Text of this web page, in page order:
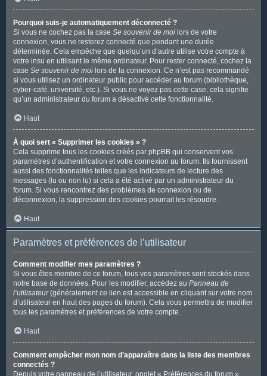
Pourquoi suis-je automatiquement déconnecté ?
Si vous ne cochez pas la case Se souvenir de moi lors de votre
connexion, vous ne resterez connecté que pendant une durée
déterminée. Cela empêche que quelqu’un d’autre utilise votre compte à
votre insu en utilisant le même ordinateur. Pour rester connecté, cochez la
case Se souvenir de moi lors de la connexion. Ce n’est pas recommandé
si vous utilisez un ordinateur public pour accéder au forum (bibliothèque,
cyber-café, université, etc.). Si vous ne voyez pas cette case, cela signifie
qu’un administrateur du forum a désactivé cette fonctionnalité.
Haut
À quoi sert « Supprimer les cookies » ?
Cela supprime tous les cookies créés par phpBB qui conservent vos
paramètres d’authentification et votre connexion au forum. Ils fournissent
aussi des fonctionnalités telles que les indicateurs de lecture des
messages (lu ou non lu) si cela a été activé par un administrateur du
forum. Si vous rencontrez des problèmes de connexion ou de
déconnexion, la suppression des cookies pourrait les résoudre.
Haut
Paramètres et préférences de l’utilisateur
Comment modifier mes paramètres ?
Si vous êtes membre de ce forum, tous vos paramètres sont stockés dans
notre base de données. Pour les modifier, accédez au Panneau de
l’utilisateur(généralement ce lien est accessible en cliquant sur votre nom
d’utilisateur en haut des pages du forum). Cela vous permettra de modifier
tous les paramètres et préférences de votre compte.
Haut
Comment empêcher mon nom d’apparaître dans la liste des membres
connectés ?
Depuis votre panneau de l’utilisateur, onglet « Préférences du forum »,